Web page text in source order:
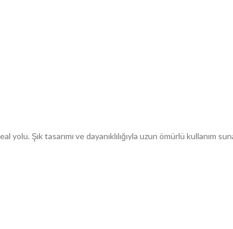
Şık tasarımı ve dayanıklılığıyla uzun ömürlü kullanım